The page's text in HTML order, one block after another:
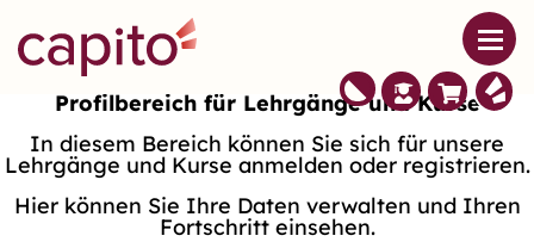
Profilbereich für Lehrgänge und Kurse
In diesem Bereich können Sie sich für unsere
Lehrgänge und Kurse anmelden oder registrieren.
Hier können Sie Ihre Daten verwalten und Ihren
Fortschritt einsehen.